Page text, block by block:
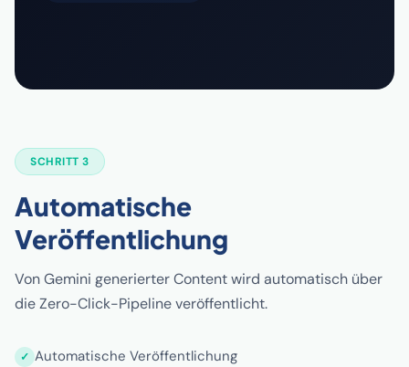
SCHRITT 3
Automatische
Veröffentlichung
Von Gemini generierter Content wird automatisch über
die Zero-Click-Pipeline veröffentlicht.
Automatische Veröffentlichung